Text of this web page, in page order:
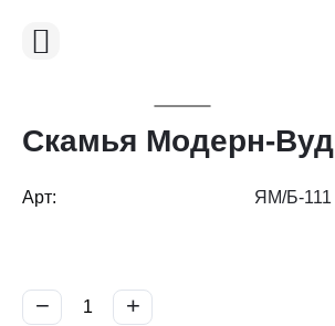
Скамья Модерн-Вуд
Арт: ЯМ/Б-111
+
−